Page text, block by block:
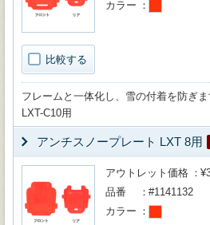
比較する
カラー
フレームと一体化し、雪の付着を防ぎ
LXT-C10用
アンチスノープレート LXT 8用
アウトレット価格
品番
#1141132
カラー